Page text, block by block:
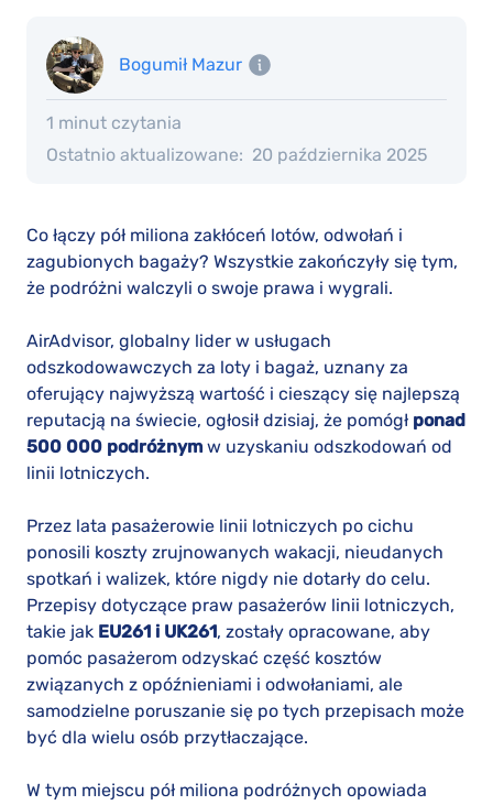
Bogumił Mazur
1 minut czytania
Ostatnio aktualizowane: 20 października 2025
Co łączy pół miliona zakłóceń lotów, odwołań i
zagubionych bagaży? Wszystkie zakończyły się tym,
że podróżni walczyli o swoje prawa i wygrali.
AirAdvisor, globalny lider w usługach
odszkodowawczych za loty i bagaż, uznany za
oferujący najwyższą wartość i cieszący się najlepszą
reputacją na świecie, ogłosił dzisiaj, że pomógł ponad
500 000 podróżnymw uzyskaniu odszkodowań od
linii lotniczych.
Przez lata pasażerowie linii lotniczych po cichu
ponosili koszty zrujnowanych wakacji, nieudanych
spotkań i walizek, które nigdy nie dotarły do celu.
Przepisy dotyczące praw pasażerów linii lotniczych,
takie jak EU261 i UK261, zostały opracowane, aby
pomóc pasażerom odzyskać część kosztów
związanych z opóźnieniami i odwołaniami, ale
samodzielne poruszanie się po tych przepisach może
być dla wielu osób przytłaczające.
W tym miejscu pół miliona podróżnych opowiada